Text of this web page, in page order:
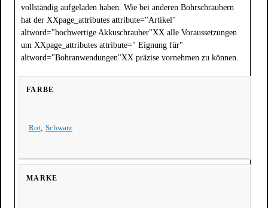
vollständig aufgeladen haben. Wie bei anderen Bohrschraubern
hat der XXpage_attributes attribute="Artikel"
altword="hochwertige Akkuschrauber"XX alle Voraussetzungen
um XXpage_attributes attribute=" Eignung für"
altword="Bohranwendungen"XX präzise vornehmen zu können.
FARBE
Rot, Schwarz
MARKE